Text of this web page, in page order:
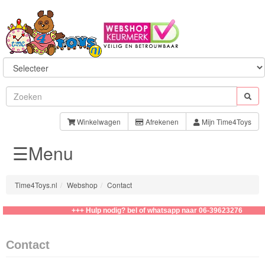
Winkelwagen Afrekenen Mijn Time4Toys
Sylvanian
Families
Aquabeads
Baby
Born
Annabell
☰Menu
Time4Toys.nl Webshop Contact
+++ Hulp nodig? bel of whatsapp naar 06-39623276
Contact